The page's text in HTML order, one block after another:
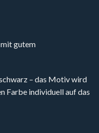
mit gutem
– das Motiv wird
Farbe individuell auf das